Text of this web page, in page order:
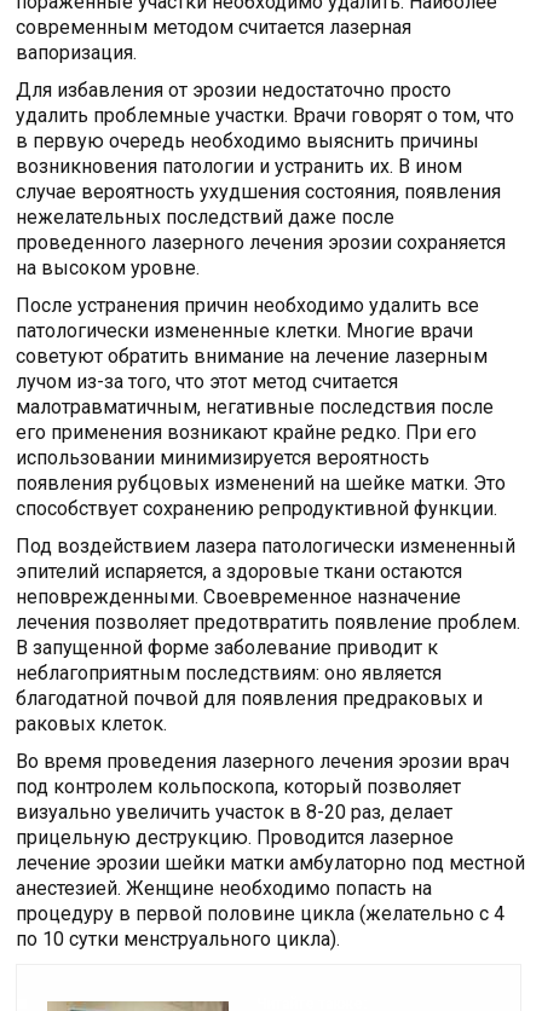
современным методом считается лазерная
вапоризация.
Для избавления от эрозии недостаточно просто
удалить проблемные участки. Врачи говорят о том, что
в первую очередь необходимо выяснить причины
возникновения патологии и устранить их. В ином
случае вероятность ухудшения состояния, появления
нежелательных последствий даже после
проведенного лазерного лечения эрозии сохраняется
на высоком уровне.
После устранения причин необходимо удалить все
патологически измененные клетки. Многие врачи
советуют обратить внимание на лечение лазерным
лучом из-за того, что этот метод считается
малотравматичным, негативные последствия после
его применения возникают крайне редко. При его
использовании минимизируется вероятность
появления рубцовых изменений на шейке матки. Это
способствует сохранению репродуктивной функции.
Под воздействием лазера патологически измененный
эпителий испаряется, а здоровые ткани остаются
неповрежденными. Своевременное назначение
лечения позволяет предотвратить появление проблем.
В запущенной форме заболевание приводит к
неблагоприятным последствиям: оно является
благодатной почвой для появления предраковых и
раковых клеток.
Во время проведения лазерного лечения эрозии врач
под контролем кольпоскопа, который позволяет
визуально увеличить участок в 8-20 раз, делает
прицельную деструкцию. Проводится лазерное
лечение эрозии шейки матки амбулаторно под местной
анестезией. Женщине необходимо попасть на
процедуру в первой половине цикла (желательно с 4
по 10 сутки менструального цикла).